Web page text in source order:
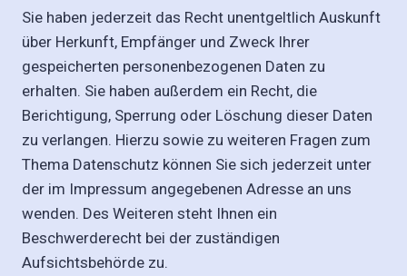
Sie haben jederzeit das Recht unentgeltlich Auskunft
über Herkunft, Empfänger und Zweck Ihrer
gespeicherten personenbezogenen Daten zu
erhalten. Sie haben außerdem ein Recht, die
Berichtigung, Sperrung oder Löschung dieser Daten
zu verlangen. Hierzu sowie zu weiteren Fragen zum
Thema Datenschutz können Sie sich jederzeit unter
der im Impressum angegebenen Adresse an uns
wenden. Des Weiteren steht Ihnen ein
Beschwerderecht bei der zuständigen
Aufsichtsbehörde zu.